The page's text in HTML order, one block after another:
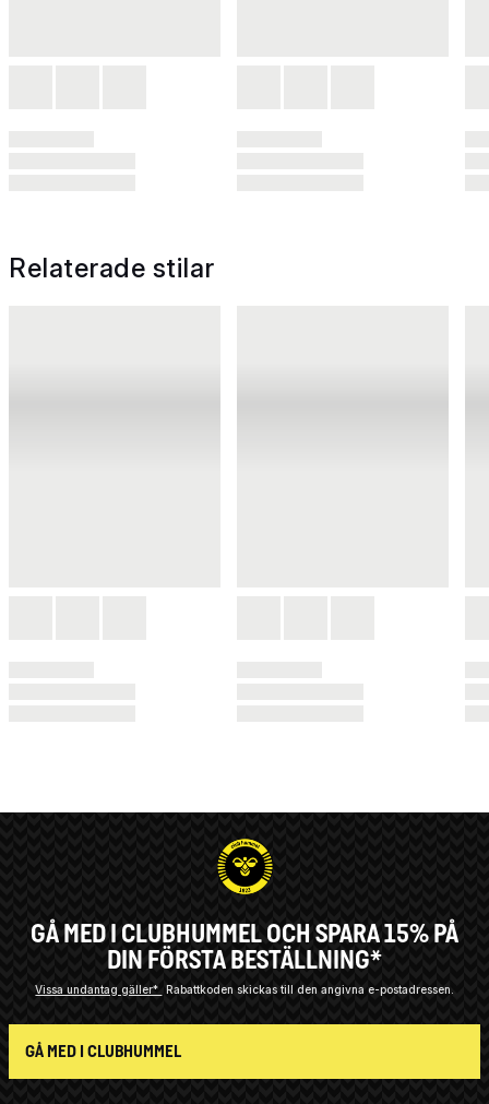
Relaterade stilar
GÅ MED I CLUBHUMMEL OCH SPARA 15% PÅ
DIN FÖRSTA BESTÄLLNING*
Vissa undantag gäller* Rabattkoden skickas till den angivna e-postadressen.
GÅ MED I CLUBHUMMEL